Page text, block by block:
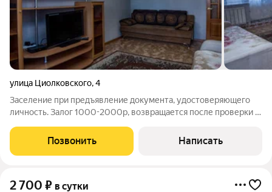
улица Циолковского,4
Заселение при предъявление документа, удостоверяющего
личность. Залог 1000-2000р, возвращается после проверки и
выбирайте свою Без посредников, без комиссий, без переплат.
У нас есть
Позвонить Написать
2 700 ₽ в сутки